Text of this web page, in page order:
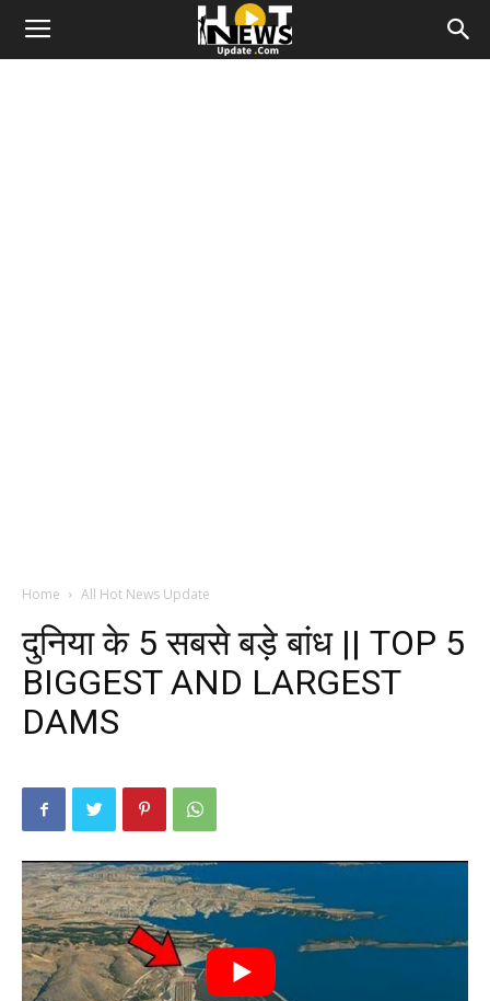
Home All Hot News Update
दुनिया के 5 सबसे बड़े बांध || TOP 5
BIGGEST AND LARGEST
DAMS